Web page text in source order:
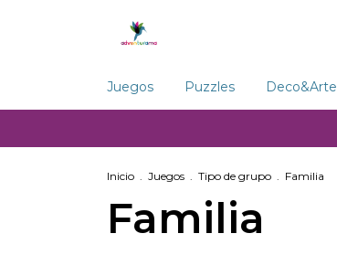
Juegos Puzzles Deco&Arte
Inicio . Juegos . Tipo de grupo . Familia
Familia